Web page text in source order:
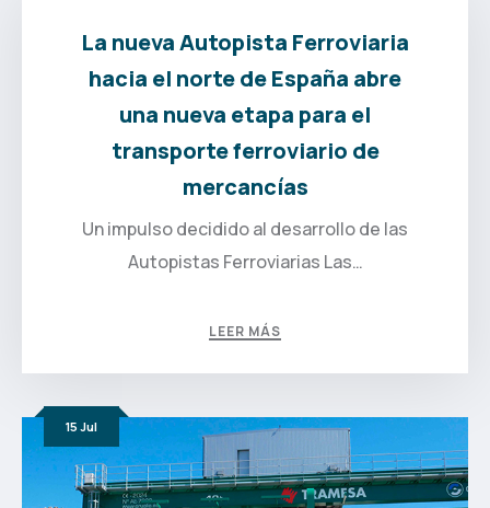
La nueva Autopista Ferroviaria
hacia el norte de España abre
una nueva etapa para el
transporte ferroviario de
mercancías
Un impulso decidido al desarrollo de las
Autopistas Ferroviarias Las…
LEER MÁS
15 Jul